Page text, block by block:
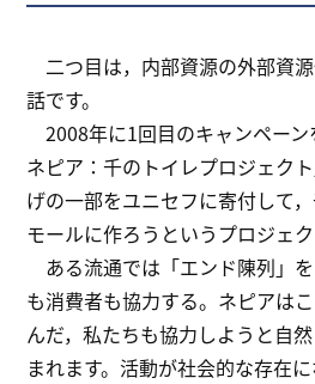
二つ目は，内部資源の外部資
話です。
2008年に1回目のキャンペー
ネピア：千のトイレプロジェク
げの一部をユニセフに寄付して
モールに作ろうというプロジェク
ある流通では「エンド陳列」
も消費者も協力する。ネピアは
んだ，私たちも協力しようと自
まれます。活動が社会的な存在